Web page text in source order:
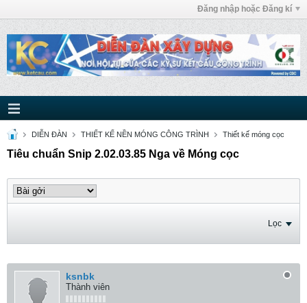
Đăng nhập hoặc Đăng kí
DIỄN ĐÀN THIẾT KẾ NỀN MÓNG CÔNG TRÌNH Thiết kế móng cọc
Tiêu chuẩn Snip 2.02.03.85 Nga về Móng cọc
Lọc
ksnbk
Thành viên